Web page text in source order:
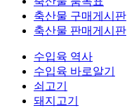
축산물 구매게시판
축산물 판매게시판
수입육 역사
수입육 바로알기
쇠고기
돼지고기